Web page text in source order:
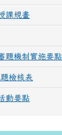
課規畫
題機制實施要點
檢核表
動要點